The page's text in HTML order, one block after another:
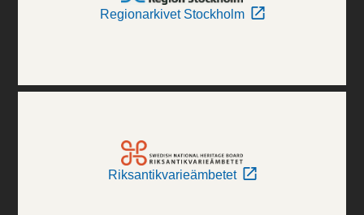
Regionarkivet Stockholm
Riksantikvarieämbetet